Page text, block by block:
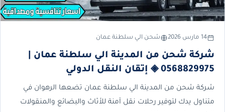
14 مارس 2026 شحن الي سلطنة عمان
شركة شحن من المدينة الي سلطنة عمان |
0568829975 ◈ إتقان النقل الدولي
شركة شحن من المدينة الي سلطنة عمان تضعها الرهوان في
متناول يدك لتوفير رحلات نقل آمنة للأثاث والبضائع والمنقولات